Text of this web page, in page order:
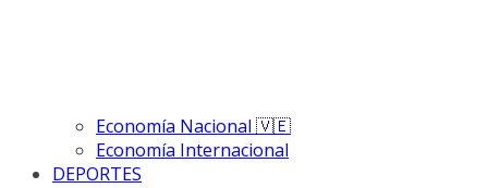
Economía Nacional 🇻🇪
Economía Internacional
DEPORTES